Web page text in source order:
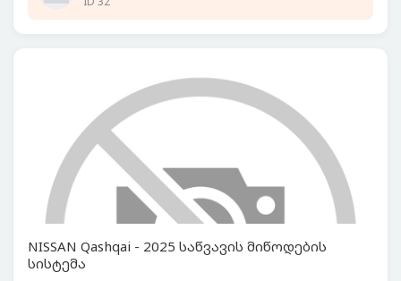
NISSAN Qashqai - 2025 საწვავის მიწოდების
სისტემა